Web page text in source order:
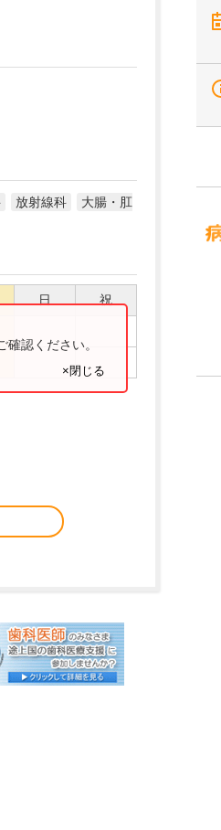
放射線科
大腸・肛
日 祝
認ください。
×閉じる